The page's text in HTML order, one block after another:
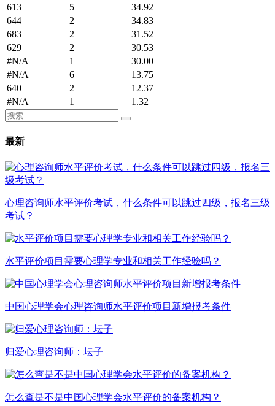
613
5
34.92
644
2
34.83
683
2
31.52
629
2
30.53
#N/A
1
30.00
#N/A
6
13.75
640
2
12.37
#N/A
1 1.32
最新
心理咨询师水平评价考试，什么条件可以跳过四级，报名三级
考试？
水平评价项目需要心理学专业和相关工作经验吗？
中国心理学会心理咨询师水平评价项目新增报考条件
归爱心理咨询师：坛子
怎么查是不是中国心理学会水平评价的备案机构？